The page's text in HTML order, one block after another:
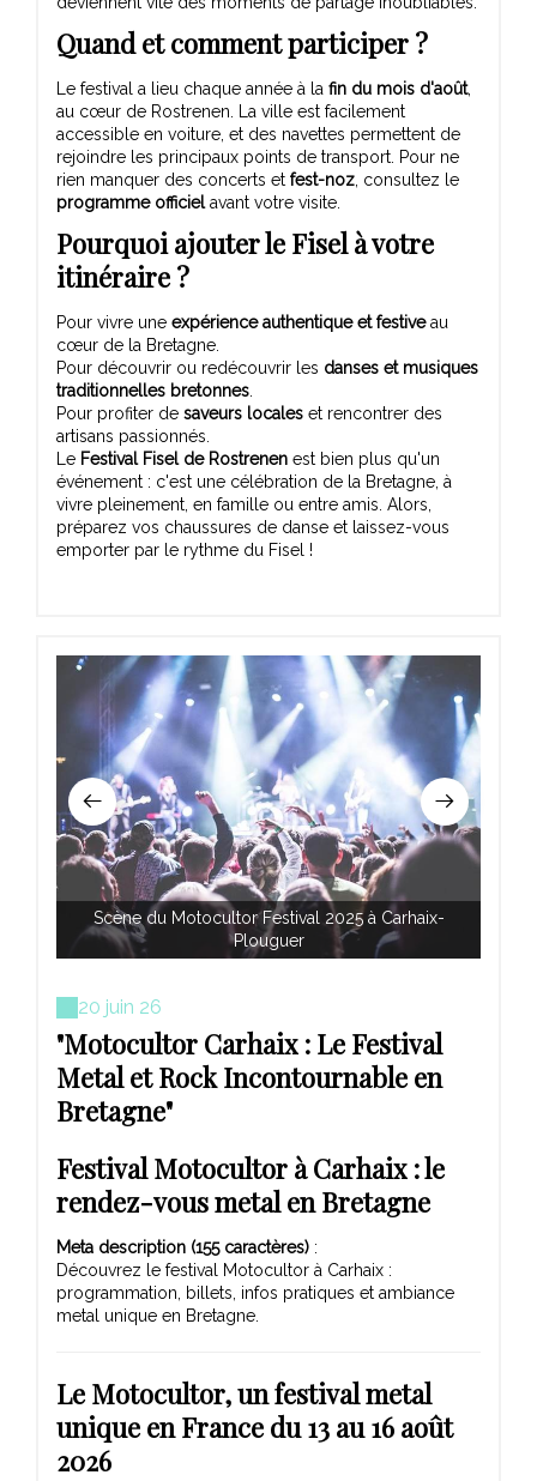
Quand et comment participer ?
Le festival a lieu chaque année à la fin du mois d'août,
au cœur de Rostrenen. La ville est facilement
accessible en voiture, et des navettes permettent de
rejoindre les principaux points de transport. Pour ne
rien manquer des concerts et fest-noz, consultez le
programme officielavant votre visite.
Pourquoi ajouter le Fisel à votre
itinéraire ?
Pour vivre une expérience authentique et festiveau
cœur de la Bretagne.
Pour découvrir ou redécouvrir les danses et musiques
traditionnelles bretonnes.
Pour profiter de saveurs locales et rencontrer des
artisans passionnés.
Le Festival Fisel de Rostrenen est bien plus qu'un
événement : c'est une célébration de la Bretagne, à
vivre pleinement, en famille ou entre amis. Alors,
préparez vos chaussures de danse et laissez-vous
emporter par le rythme du Fisel !
Scène du Motocultor Festival 2025 à Carhaix-
Plouguer
20 juin 26
"Motocultor Carhaix : Le Festival
Metal et Rock Incontournable en
Bretagne"
Festival Motocultor à Carhaix : le
rendez-vous metal en Bretagne
Meta description (155 caractères) :
Découvrez le festival Motocultor à Carhaix :
programmation, billets, infos pratiques et ambiance
metal unique en Bretagne.
Le Motocultor, un festival metal
unique en France du 13 au 16 août
2026